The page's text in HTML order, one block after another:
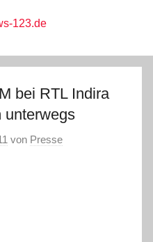
bei RTL Indira
unterwegs
von Presse